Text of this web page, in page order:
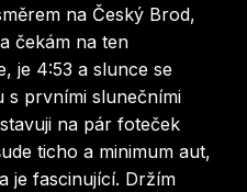
na Český Brod,
čekám na ten
je 4:53 a slunce se
s prvními slunečními
na pár foteček
ticho a minimum aut,
je fascinující. Držím